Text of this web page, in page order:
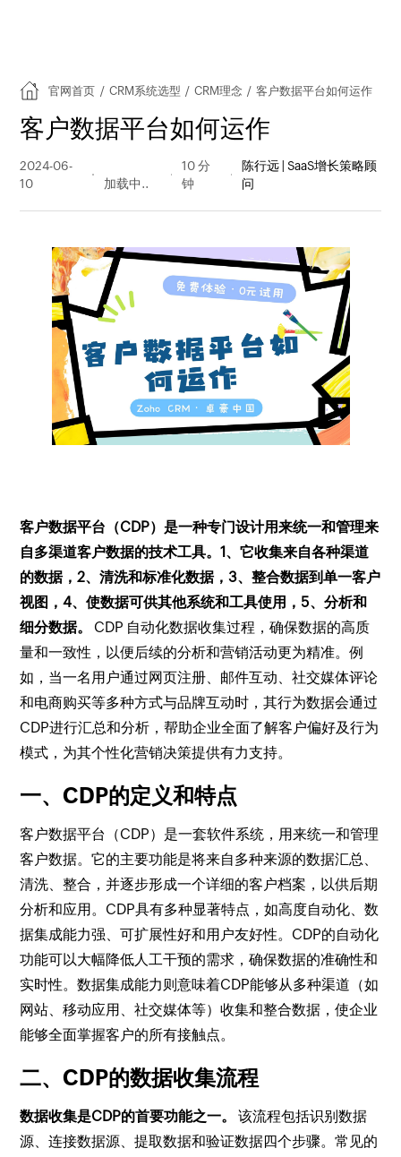
官网首页 / CRM系统选型 / CRM理念 / 客户数据平台如何运作
客户数据平台如何运作
2024-06-
10
量
10 分
钟
陈行远 | SaaS增长策略顾
问
客户数据平台（CDP）是一种专门设计用来统一和管理来
自多渠道客户数据的技术工具。1、它收集来自各种渠道
的数据，2、清洗和标准化数据，3、整合数据到单一客户
视图，4、使数据可供其他系统和工具使用，5、分析和
细分数据。
CDP 自动化数据收集过程，确保数据的高质
量和一致性，以便后续的分析和营销活动更为精准。例
如，当一名用户通过网页注册、邮件互动、社交媒体评论
和电商购买等多种方式与品牌互动时，其行为数据会通过
CDP进行汇总和分析，帮助企业全面了解客户偏好及行为
模式，为其个性化营销决策提供有力支持。
一、CDP的定义和特点
客户数据平台（CDP）是一套软件系统，用来统一和管理
客户数据。它的主要功能是将来自多种来源的数据汇总、
清洗、整合，并逐步形成一个详细的客户档案，以供后期
分析和应用。CDP具有多种显著特点，如高度自动化、数
据集成能力强、可扩展性好和用户友好性。CDP的自动化
功能可以大幅降低人工干预的需求，确保数据的准确性和
实时性。数据集成能力则意味着CDP能够从多种渠道（如
网站、移动应用、社交媒体等）收集和整合数据，使企业
能够全面掌握客户的所有接触点。
二、CDP的数据收集流程
数据收集是CDP的首要功能之一。
该流程包括识别数据
源、连接数据源、提取数据和验证数据四个步骤。常见的